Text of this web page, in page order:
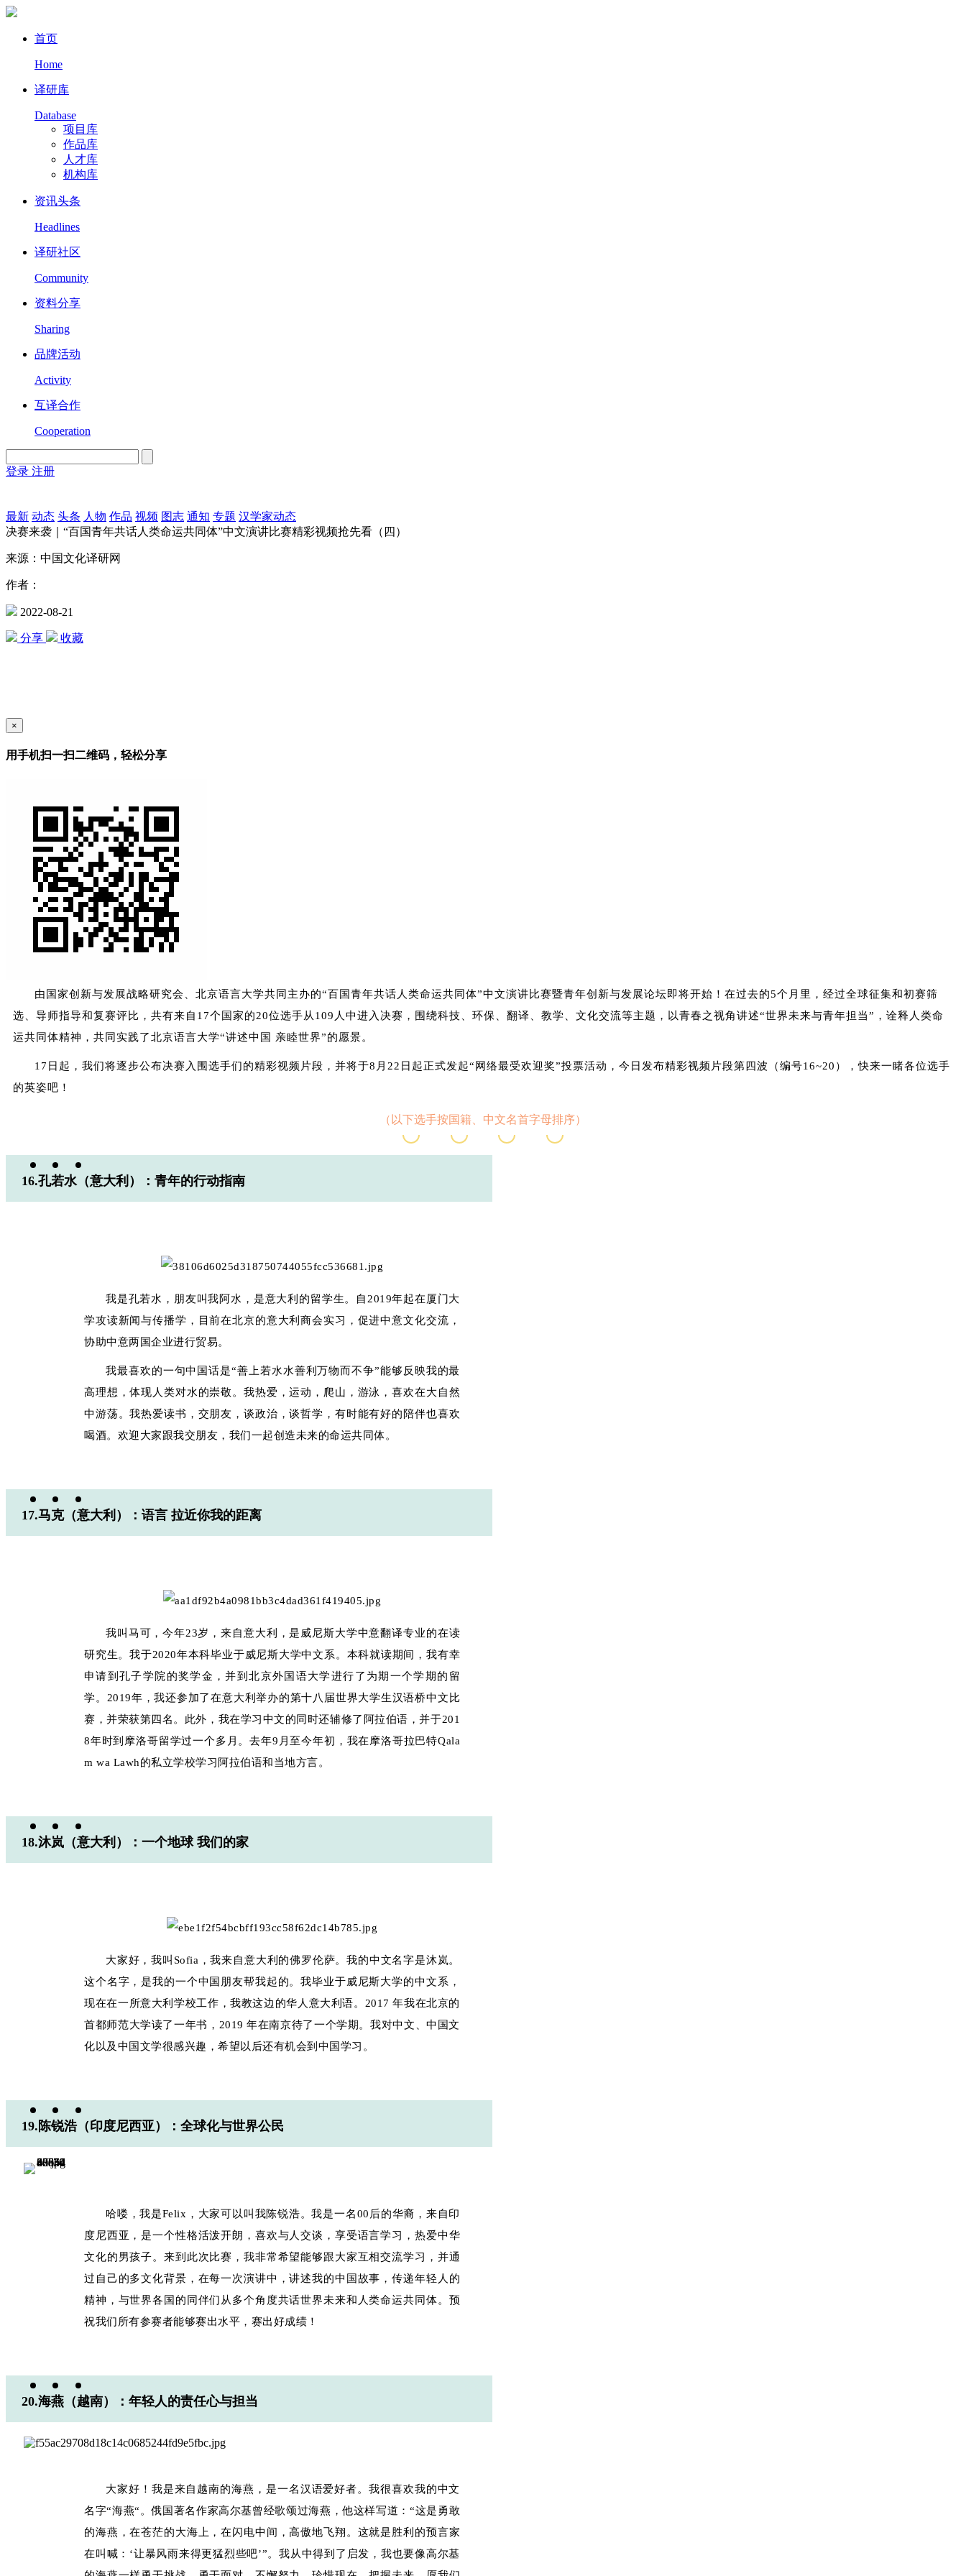
首页
Home
译研库
Database
项目库
作品库
人才库
机构库
资讯头条
Headlines
译研社区
Community
资料分享
Sharing
品牌活动
Activity
互译合作
Cooperation
登录 注册
最新 动态 头条 人物 作品 视频 图志 通知 专题 汉学家动态
决赛来袭｜“百国青年共话人类命运共同体”中文演讲比赛精彩视频抢先看（四）
来源：中国文化译研网
作者：
2022-08-21
分享 收藏
×
用手机扫一扫二维码，轻松分享
由国家创新与发展战略研究会、北京语言大学共同主办的“百国青年共话人类命运共同体”中文演讲比赛暨青年创新与发展论坛即将开始！在过去的5个月里，经过全球征集和初赛筛
选、导师指导和复赛评比，共有来自17个国家的20位选手从109人中进入决赛，围绕科技、环保、翻译、教学、文化交流等主题，以青春之视角讲述“世界未来与青年担当”，诠释人类命
运共同体精神，共同实践了北京语言大学“讲述中国 亲睦世界”的愿景。
17日起，我们将逐步公布决赛入围选手们的精彩视频片段，并将于8月22日起正式发起“网络最受欢迎奖”投票活动，今日发布精彩视频片段第四波（编号16~20），快来一睹各位选手
的英姿吧！
（以下选手按国籍、中文名首字母排序）
16.孔若水（意大利）：青年的行动指南
我是孔若水，朋友叫我阿水，是意大利的留学生。自2019年起在厦门大
学攻读新闻与传播学，目前在北京的意大利商会实习，促进中意文化交流，
协助中意两国企业进行贸易。
我最喜欢的一句中国话是“善上若水水善利万物而不争”能够反映我的最
高理想，体现人类对水的崇敬。我热爱，运动，爬山，游泳，喜欢在大自然
中游荡。我热爱读书，交朋友，谈政治，谈哲学，有时能有好的陪伴也喜欢
喝酒。欢迎大家跟我交朋友，我们一起创造未来的命运共同体。
17.马克（意大利）：语言 拉近你我的距离
我叫马可，今年23岁，来自意大利，是威尼斯大学中意翻译专业的在读
研究生。我于2020年本科毕业于威尼斯大学中文系。本科就读期间，我有幸
申请到孔子学院的奖学金，并到北京外国语大学进行了为期一个学期的留
学。2019年，我还参加了在意大利举办的第十八届世界大学生汉语桥中文比
赛，并荣获第四名。此外，我在学习中文的同时还辅修了阿拉伯语，并于201
8年时到摩洛哥留学过一个多月。去年9月至今年初，我在摩洛哥拉巴特Qala
m wa Lawh的私立学校学习阿拉伯语和当地方言。
18.沐岚（意大利）：一个地球 我们的家
大家好，我叫Sofia，我来自意大利的佛罗伦萨。我的中文名字是沐岚。
这个名字，是我的一个中国朋友帮我起的。我毕业于威尼斯大学的中文系，
现在在一所意大利学校工作，我教这边的华人意大利语。2017 年我在北京的
首都师范大学读了一年书，2019 年在南京待了一个学期。我对中文、中国文
化以及中国文学很感兴趣，希望以后还有机会到中国学习。
19.陈锐浩（印度尼西亚）：全球化与世界公民
哈喽，我是Felix，大家可以叫我陈锐浩。我是一名00后的华裔，来自印
度尼西亚，是一个性格活泼开朗，喜欢与人交谈，享受语言学习，热爱中华
文化的男孩子。来到此次比赛，我非常希望能够跟大家互相交流学习，并通
过自己的多文化背景，在每一次演讲中，讲述我的中国故事，传递年轻人的
精神，与世界各国的同伴们从多个角度共话世界未来和人类命运共同体。预
祝我们所有参赛者能够赛出水平，赛出好成绩！
20.海燕（越南）：年轻人的责任心与担当
大家好！我是来自越南的海燕，是一名汉语爱好者。我很喜欢我的中文
名字“海燕“。俄国著名作家高尔基曾经歌颂过海燕，他这样写道：“这是勇敢
的海燕，在苍茫的大海上，在闪电中间，高傲地飞翔。这就是胜利的预言家
在叫喊：‘让暴风雨来得更猛烈些吧’”。我从中得到了启发，我也要像高尔基